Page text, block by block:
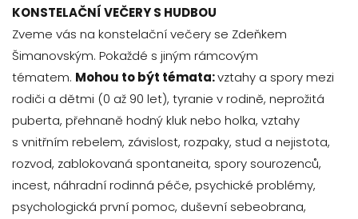
KONSTELAČNÍ VEČERY S HUDBOU
Zveme vás na konstelační večery se Zdeňkem
Šimanovským. Pokaždé s jiným rámcovým
tématem. Mohou to být témata:vztahy a spory mezi
rodiči a dětmi (0 až 90 let), tyranie v rodině, neprožitá
puberta, přehnaně hodný kluk nebo holka, vztahy
s vnitřním rebelem, závislost, rozpaky, stud a nejistota,
rozvod, zablokovaná spontaneita, spory sourozenců,
incest, náhradní rodinná péče, psychické problémy,
psychologická první pomoc, duševní sebeobrana,